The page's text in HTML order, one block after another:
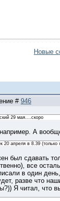
Новые
# 946
29 мая....скоро
А
апреля в 8.39
был сдавать
все
в один
разве что
Я читал, что